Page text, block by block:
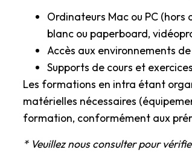
Ordinateurs Mac ou PC
blanc ou paperboard,
Accès aux environnements
Supports de cours et
Les formations en intra étant
matérielles nécessaires
formation, conformément aux
* Veuillez nous consulter pour